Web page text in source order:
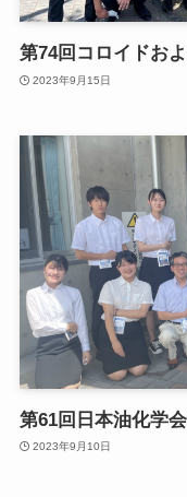
第74回コロイドお
2023年9月15日
第61回日本油化学
2023年9月10日